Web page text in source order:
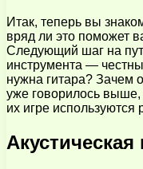
Итак, теперь вы
вряд ли это поможет
Следующий шаг на
инструмента —
нужна гитара? Зачем
уже говорилось выше,
их игре
Акустическая